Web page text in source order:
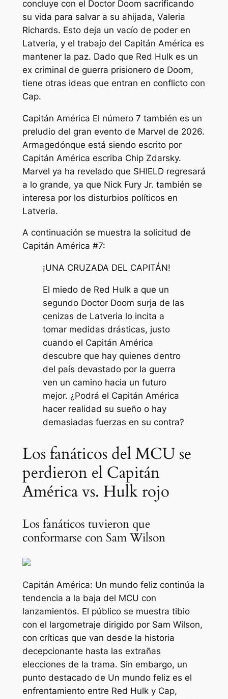
concluye con el Doctor Doom sacrificando
su vida para salvar a su ahijada, Valeria
Richards. Esto deja un vacío de poder en
Latveria, y el trabajo del Capitán América es
mantener la paz. Dado que Red Hulk es un
ex criminal de guerra prisionero de Doom,
tiene otras ideas que entran en conflicto con
Cap.
Capitán América El número 7 también es un
preludio del gran evento de Marvel de 2026.
Armagedónque está siendo escrito por
Capitán América escriba Chip Zdarsky.
Marvel ya ha revelado que SHIELD regresará
a lo grande, ya que Nick Fury Jr. también se
interesa por los disturbios políticos en
Latveria.
A continuación se muestra la solicitud de
Capitán América #7:
¡UNA CRUZADA DEL CAPITÁN!
El miedo de Red Hulk a que un
segundo Doctor Doom surja de las
cenizas de Latveria lo incita a
tomar medidas drásticas, justo
cuando el Capitán América
descubre que hay quienes dentro
del país devastado por la guerra
ven un camino hacia un futuro
mejor. ¿Podrá el Capitán América
hacer realidad su sueño o hay
demasiadas fuerzas en su contra?
Los fanáticos del MCU se
perdieron el Capitán
América vs. Hulk rojo
Los fanáticos tuvieron que
conformarse con Sam Wilson
Capitán América: Un mundo felizcontinúa la
tendencia a la baja del MCU con
lanzamientos. El público se muestra tibio
con el largometraje dirigido por Sam Wilson,
con críticas que van desde la historia
decepcionante hasta las extrañas
elecciones de la trama. Sin embargo, un
punto destacado de Un mundo felizes el
enfrentamiento entre Red Hulk y Cap,